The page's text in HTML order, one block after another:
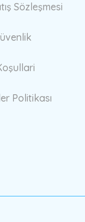
Sözleşmesi
Politikası